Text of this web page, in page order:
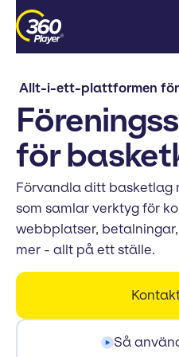
Allt-i-ett-plattformen
för
Förvandla ditt basketlag
som samlar verktyg för
webbplatser,
mer - allt på ett ställe.
Så